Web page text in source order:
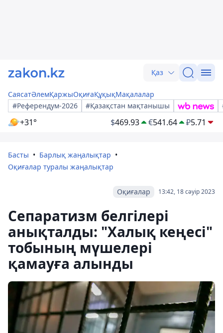
Қаз
СаясатӘлемҚаржыОқиғаҚұқықМақалалар
#Референдум-2026
#Қазақстан мақтанышы
+31° $469.93 €541.64 ₽5.71
Басты
Барлық жаңалықтар
Оқиғалар туралы жаңалықтар
13:42, 18 сәуір 2023
Оқиғалар
Сепаратизм белгілері
анықталды: "Халық кеңесі"
тобының мүшелері
қамауға алынды